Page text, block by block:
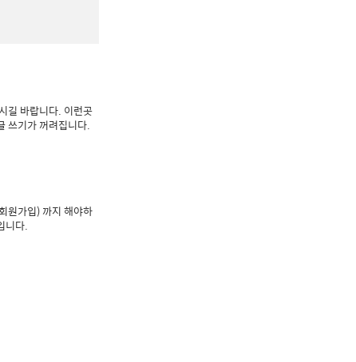
길 바랍니다. 이런곳
쓰기가 꺼려집니다.
원가입) 까지 해야하
니다.